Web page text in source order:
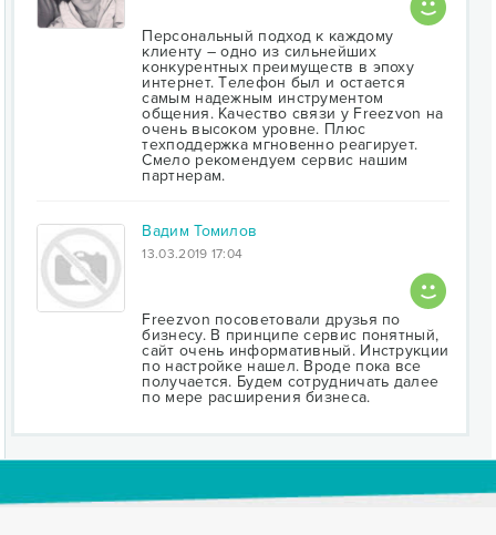
Персональный подход к каждому
клиенту – одно из сильнейших
конкурентных преимуществ в эпоху
интернет. Tелефон был и остается
самым надежным инструментом
общения. Качество связи у Freezvon на
очень высоком уровне. Плюс
техподдержка мгновенно реагирует.
Смело рекомендуем сервис нашим
партнерам.
Вадим Томилов
13.03.2019 17:04
Freezvon посоветовали друзья по
бизнесу. В принципе сервис понятный,
сайт очень информативный. Инструкции
по настройке нашел. Вроде пока все
получается. Будем сотрудничать далее
по мере расширения бизнеса.